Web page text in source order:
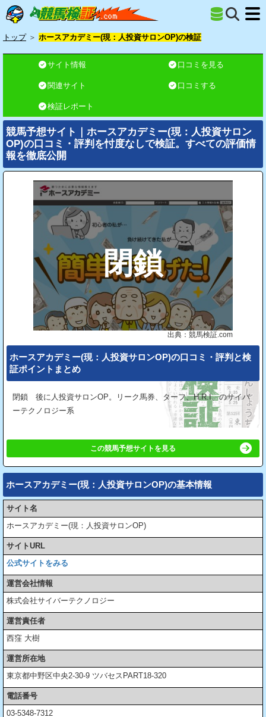
トップ ＞ ホースアカデミー(現：人投資サロンOP)の検証
サイト情報 口コミを見る
関連サイト 口コミする
検証レポート
競馬予想サイト｜ホースアカデミー(現：人投資サロン
OP)の口コミ・評判を忖度なしで検証。すべての評価情
報を徹底公開
閉鎖
出典：競馬検証.com
ホースアカデミー(現：人投資サロンOP)の⼝コミ・評判と検
証ポイントまとめ
閉鎖 後に人投資サロンOP。リーク馬券、ターフ、H.R.I、のサイバ
ーテクノロジー系
この競馬予想サイトを見る
ホースアカデミー(現：人投資サロンOP)の基本情報
サイト名
ホースアカデミー(現：人投資サロンOP)
サイトURL
公式サイトをみる
運営会社情報
株式会社サイバーテクノロジー
運営責任者
西窪 大樹
運営所在地
東京都中野区中央2-30-9 ツバセスPART18-320
電話番号
03-5348-7312